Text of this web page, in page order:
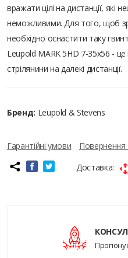
вражати цілі на дистанції, які
неможливими. Для того, щоб
необхідно оснастити таку
Leupold MARK 5HD 7-35x56 - це
стрілянини на далекі дистанції.
Бренд: Leupold & Stevens
Гарантійні умови Повернення
Доставка: